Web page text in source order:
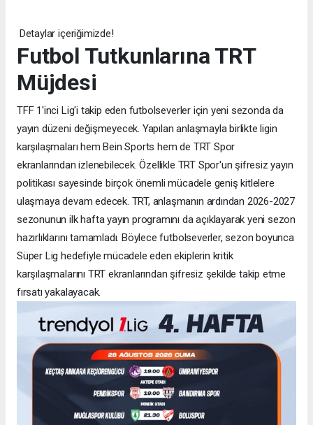
Detaylar içeriğimizde!
Futbol Tutkunlarına TRT
Müjdesi
TFF 1'inci Lig'i takip eden futbolseverler için yeni sezonda da
yayın düzeni değişmeyecek. Yapılan anlaşmayla birlikte ligin
karşılaşmaları hem Bein Sports hem de TRT Spor
ekranlarından izlenebilecek. Özellikle TRT Spor'un şifresiz yayın
politikası sayesinde birçok önemli mücadele geniş kitlelere
ulaşmaya devam edecek. TRT, anlaşmanın ardından 2026-2027
sezonunun ilk hafta yayın programını da açıklayarak yeni sezon
hazırlıklarını tamamladı. Böylece futbolseverler, sezon boyunca
Süper Lig hedefiyle mücadele eden ekiplerin kritik
karşılaşmalarını TRT ekranlarından şifresiz şekilde takip etme
fırsatı yakalayacak.